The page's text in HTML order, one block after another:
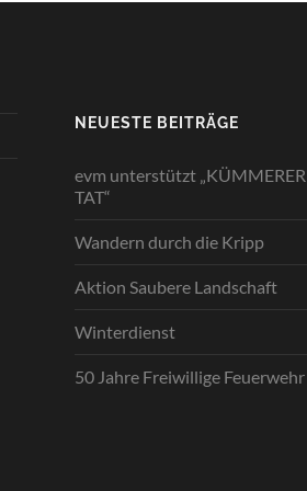
NEUESTE BEITRÄGE
evm unterstützt
TAT“
Wandern durch die Kripp
Aktion Saubere Landschaft
Winterdienst
50 Jahre Freiwillige